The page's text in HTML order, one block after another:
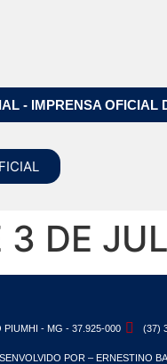
- IMPRENSA OFICIAL
3 DE
PIUMHI - MG - 37.925-000 (37)
POR – ERNESTINO